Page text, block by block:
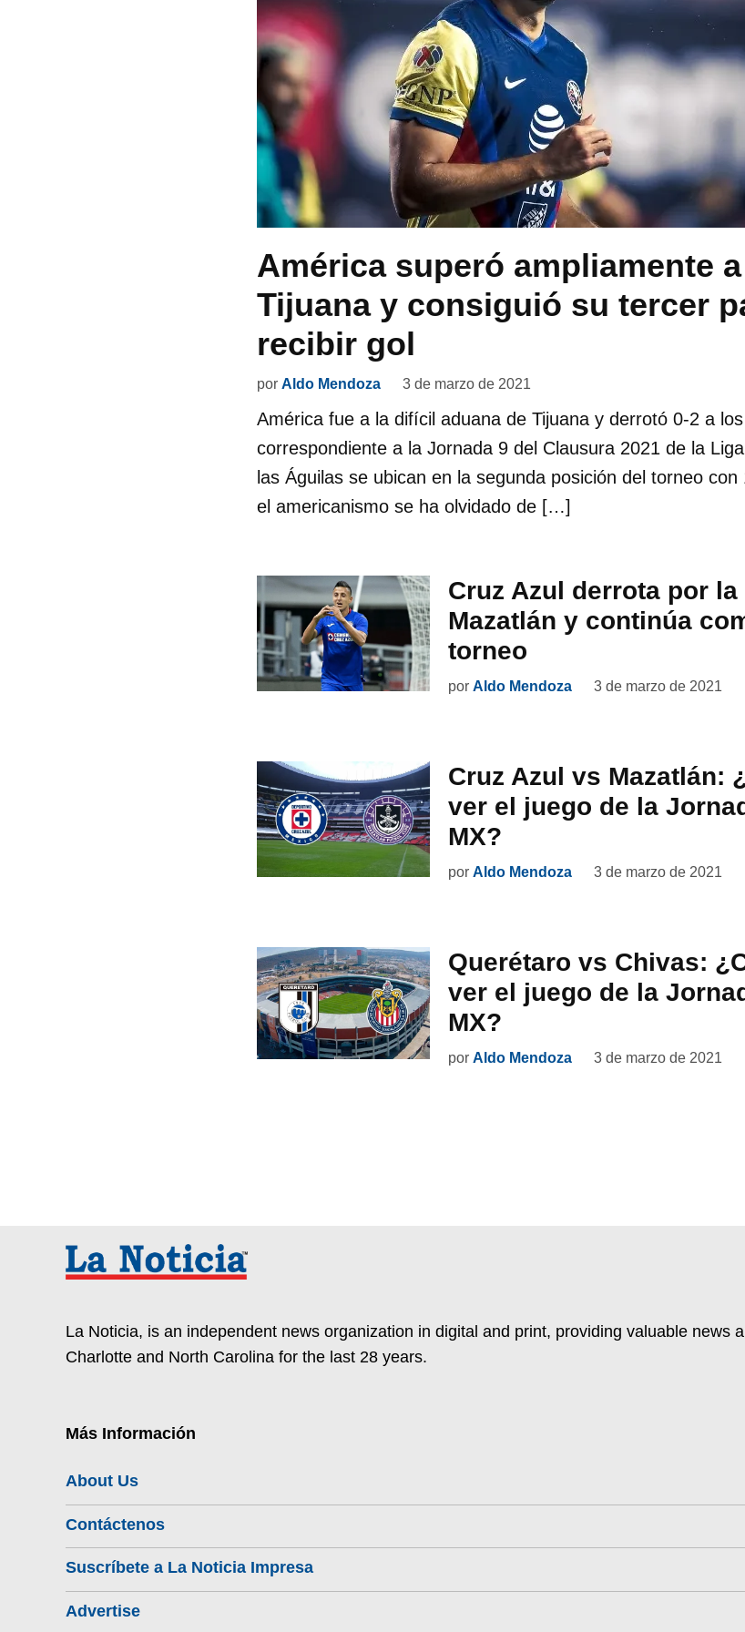
América superó ampliamente
Tijuana y consiguió su tercer
recibir gol
por Aldo Mendoza 3 de marzo de 2021
América fue a la difícil aduana de Tijuana y derrotó 0-2 a
correspondiente a la Jornada 9 del Clausura 2021 de la
las Águilas se ubican en la segunda posición del torneo
el americanismo se ha olvidado de […]
Cruz Azul derrota por
Mazatlán y continúa
torneo
por Aldo Mendoza 3 de marzo de 2021
Cruz Azul vs Mazatlán:
ver el juego de la
MX?
por Aldo Mendoza 3 de marzo de 2021
Querétaro vs Chivas:
ver el juego de la
MX?
por Aldo Mendoza 3 de marzo de 2021
La Noticia, is an independent news organization in digital and print, providing valuable news
Charlotte and North Carolina for the last 28 years.
Más Información
About Us
Contáctenos
Suscríbete a La Noticia Impresa
Advertise